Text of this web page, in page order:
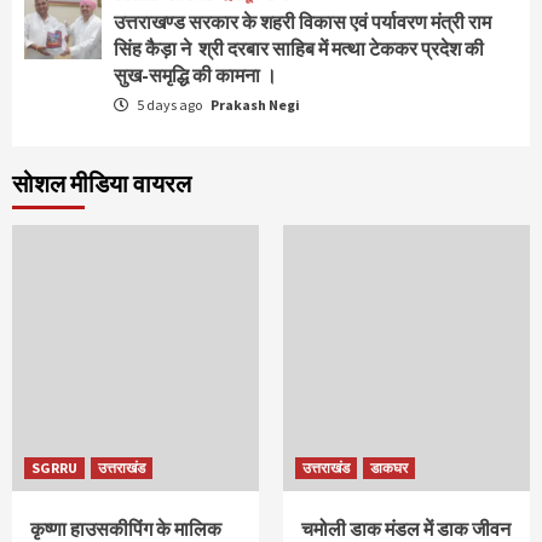
उत्तराखण्ड सरकार के शहरी विकास एवं पर्यावरण मंत्री राम
सिंह कैड़ा ने श्री दरबार साहिब में मत्था टेककर प्रदेश की
सुख-समृद्धि की कामना ।
5 days ago Prakash Negi
सोशल मीडिया वायरल
SGRRU उत्तराखंड
कृष्णा हाउसकीपिंग के मालिक
उत्तराखंड डाकघर
चमोली डाक मंडल में डाक जीवन